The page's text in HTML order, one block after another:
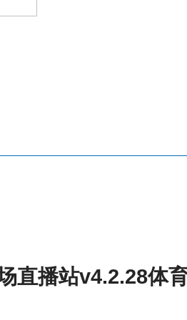
直播站v4.2.28体